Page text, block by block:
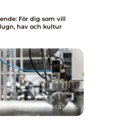
För dig som vill
hav och kultur